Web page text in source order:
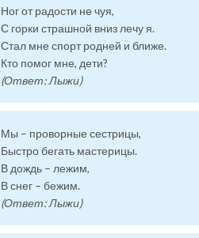
Ног от радости не чуя,
С горки страшной вниз лечу я.
Стал мне спорт родней и ближе.
Кто помог мне, дети?
(Ответ: Лыжи)
Мы – проворные сестрицы,
Быстро бегать мастерицы.
В дождь – лежим,
В снег – бежим.
(Ответ: Лыжи)